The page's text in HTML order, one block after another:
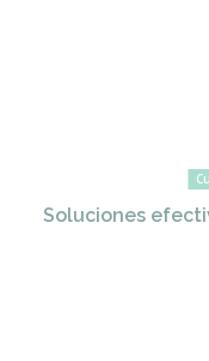
Soluciones